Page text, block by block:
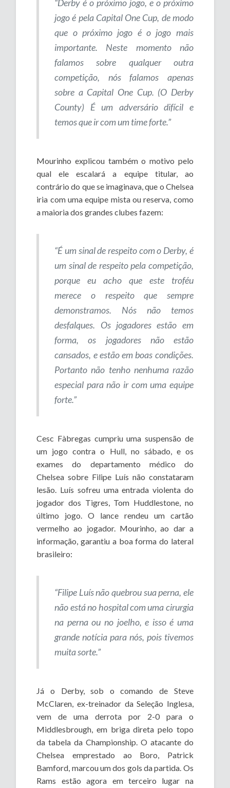
“Derby é o próximo jogo, e o próximo
jogo é pela Capital One Cup, de modo
que o próximo jogo é o jogo mais
importante. Neste momento não
falamos sobre qualquer outra
competição, nós falamos apenas
sobre a Capital One Cup. (O Derby
County) É um adversário difícil e
temos que ir com um time forte.”
Mourinho explicou também o motivo pelo
qual ele escalará a equipe titular, ao
contrário do que se imaginava, que o Chelsea
iria com uma equipe mista ou reserva, como
a maioria dos grandes clubes fazem:
“É um sinal de respeito com o Derby, é
um sinal de respeito pela competição,
porque eu acho que este troféu
merece o respeito que sempre
demonstramos. Nós não temos
desfalques. Os jogadores estão em
forma, os jogadores não estão
cansados, e estão em boas condições.
Portanto não tenho nenhuma razão
especial para não ir com uma equipe
forte.”
Cesc Fàbregas cumpriu uma suspensão de
um jogo contra o Hull, no sábado, e os
exames do departamento médico do
Chelsea sobre Filipe Luís não constataram
lesão. Luís sofreu uma entrada violenta do
jogador dos Tigres, Tom Huddlestone, no
último jogo. O lance rendeu um cartão
vermelho ao jogador. Mourinho, ao dar a
informação, garantiu a boa forma do lateral
brasileiro:
“Filipe Luís não quebrou sua perna, ele
não está no hospital com uma cirurgia
na perna ou no joelho, e isso é uma
grande notícia para nós, pois tivemos
muita sorte.”
Já o Derby, sob o comando de Steve
McClaren, ex-treinador da Seleção Inglesa,
vem de uma derrota por 2-0 para o
Middlesbrough, em briga direta pelo topo
da tabela da Championship. O atacante do
Chelsea emprestado ao Boro, Patrick
Bamford, marcou um dos gols da partida. Os
Rams estão agora em terceiro lugar na